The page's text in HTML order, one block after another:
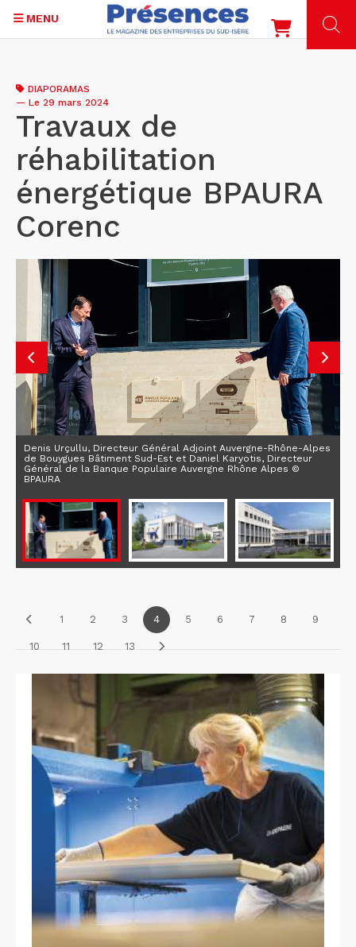
contenu
principal
MENU
DIAPORAMAS
— Le 29 mars 2024
Travaux de
réhabilitation
énergétique BPAURA
Corenc
Denis Urçullu, Directeur Général Adjoint Auvergne-Rhône-Alpes
de Bouygues Bâtiment Sud-Est et Daniel Karyotis, Directeur
Général de la Banque Populaire Auvergne Rhône Alpes ©
BPAURA
1 2 3 4 5 6 7 8 9
10 11 12 13